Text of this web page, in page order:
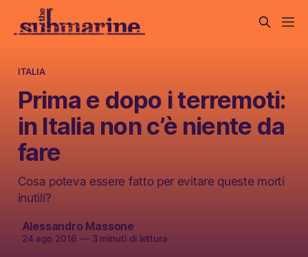
ITALIA
Prima e dopo i terremoti:
in Italia non c’è niente da
fare
Cosa poteva essere fatto per evitare queste morti
inutili?
Alessandro Massone
24 ago 2016 —3 minuti di lettura